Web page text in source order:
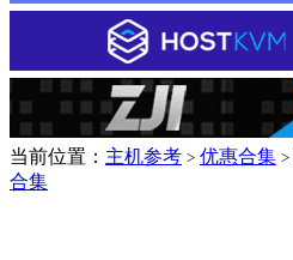
当前位置： 主机参考 > 优惠合集 >
合集